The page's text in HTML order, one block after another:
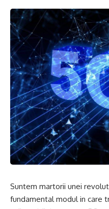
Suntem martorii unei
fundamental modul in care